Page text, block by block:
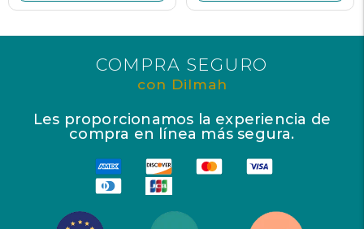
COMPRA SEGURO
con Dilmah
Les proporcionamos la experiencia de
compra en línea más segura.